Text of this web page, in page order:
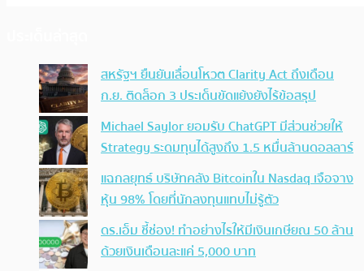
สหรัฐฯ ยืนยันเลื่อนโหวต Clarity Act ถึงเดือน
ก.ย. ติดล็อก 3 ประเด็นขัดแย้งยังไร้ข้อสรุป
Michael Saylor ยอมรับ ChatGPT มีส่วนช่วยให้
Strategy ระดมทุนได้สูงถึง 1.5 หมื่นล้านดอลลาร์
แฉกลยุทธ์ บริษัทคลัง Bitcoinใน Nasdaq เจือจาง
หุ้น 98% โดยที่นักลงทุนแทบไม่รู้ตัว
ดร.เอ็ม ชี้ช่อง! ทำอย่างไรให้มีเงินเกษียณ 50 ล้าน
ด้วยเงินเดือนละแค่ 5,000 บาท